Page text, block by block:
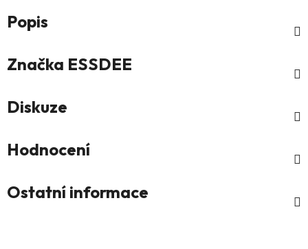
Popis
Značka ESSDEE
Diskuze
Hodnocení
Ostatní informace